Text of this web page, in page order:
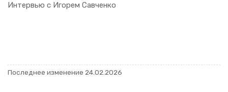
Ин­тер­вью с Иго­рем Са­вчен­ко
По­след­нее из­ме­не­ние 24.02.2026